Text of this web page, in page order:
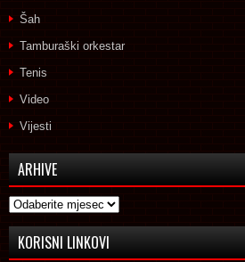
Šah
Tamburaški orkestar
Tenis
Video
Vijesti
ARHIVE
Arhive
KORISNI LINKOVI